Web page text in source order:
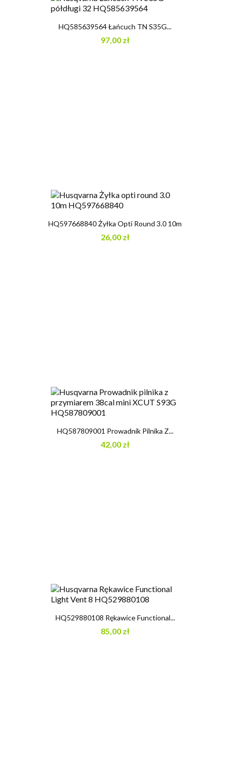
HQ585639564 Łańcuch TN S35G...
97,00 zł
HQ597668840 Żyłka Opti Round 3.0 10m
26,00 zł
HQ587809001 Prowadnik Pilnika Z...
42,00 zł
HQ529880108 Rękawice Functional...
85,00 zł